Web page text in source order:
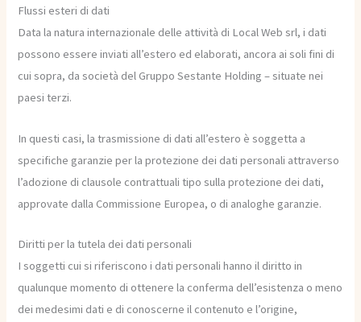
Flussi esteri di dati
Data la natura internazionale delle attività di Local Web srl, i dati
possono essere inviati all’estero ed elaborati, ancora ai soli fini di
cui sopra, da società del Gruppo Sestante Holding – situate nei
paesi terzi.
In questi casi, la trasmissione di dati all’estero è soggetta a
specifiche garanzie per la protezione dei dati personali attraverso
l’adozione di clausole contrattuali tipo sulla protezione dei dati,
approvate dalla Commissione Europea, o di analoghe garanzie.
Diritti per la tutela dei dati personali
I soggetti cui si riferiscono i dati personali hanno il diritto in
qualunque momento di ottenere la conferma dell’esistenza o meno
dei medesimi dati e di conoscerne il contenuto e l’origine,